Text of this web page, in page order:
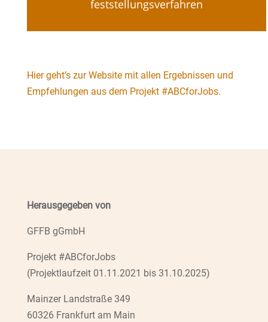
feststellungsverfahren
Hier geht’s zur Website mit allen Ergebnissen und
Empfehlungen aus dem Projekt #ABCforJobs.
Herausgegeben von
GFFB gGmbH
Projekt #ABCforJobs
(Projektlaufzeit 01.11.2021 bis 31.10.2025)
Mainzer Landstraße 349
60326 Frankfurt am Main